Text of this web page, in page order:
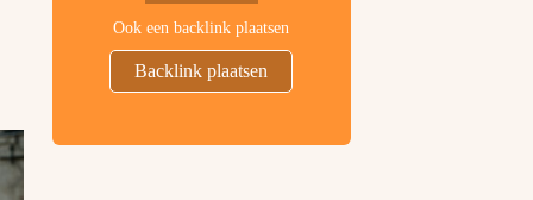
Ook een backlink plaatsen
Backlink plaatsen